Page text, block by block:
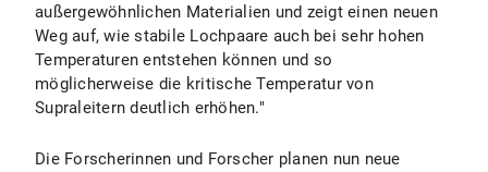
außergewöhnlichen Materialien und zeigt einen neuen
Weg auf, wie stabile Lochpaare auch bei sehr hohen
Temperaturen entstehen können und so
möglicherweise die kritische Temperatur von
Supraleitern deutlich erhöhen."
Die Forscherinnen und Forscher planen nun neue